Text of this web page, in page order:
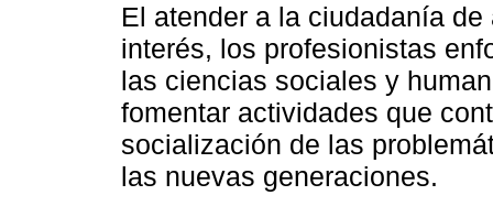
El atender a la ciudadanía
interés, los profesionistas
las ciencias sociales y
fomentar actividades que
socialización de las
las nuevas generaciones.